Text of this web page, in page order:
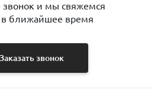
звонок и мы свяжемся
в ближайшее время
Заказать звонок